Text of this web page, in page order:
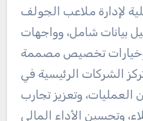
لإدارة ملاعب الجولف
بيانات شامل، وواجهات
تخصيص مصممة
الشركات الرئيسية في
وتعزيز تجارب